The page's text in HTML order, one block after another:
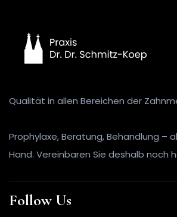
Qualität in allen Bereichen der
Prophylaxe, Beratung, Behandlung –
Hand. Vereinbaren Sie deshalb noch
Follow Us